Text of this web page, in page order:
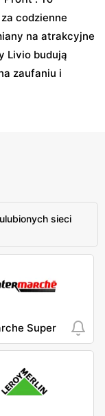
codzienne
na atrakcyjne
Livio budują
zaufaniu i
sieci
Super